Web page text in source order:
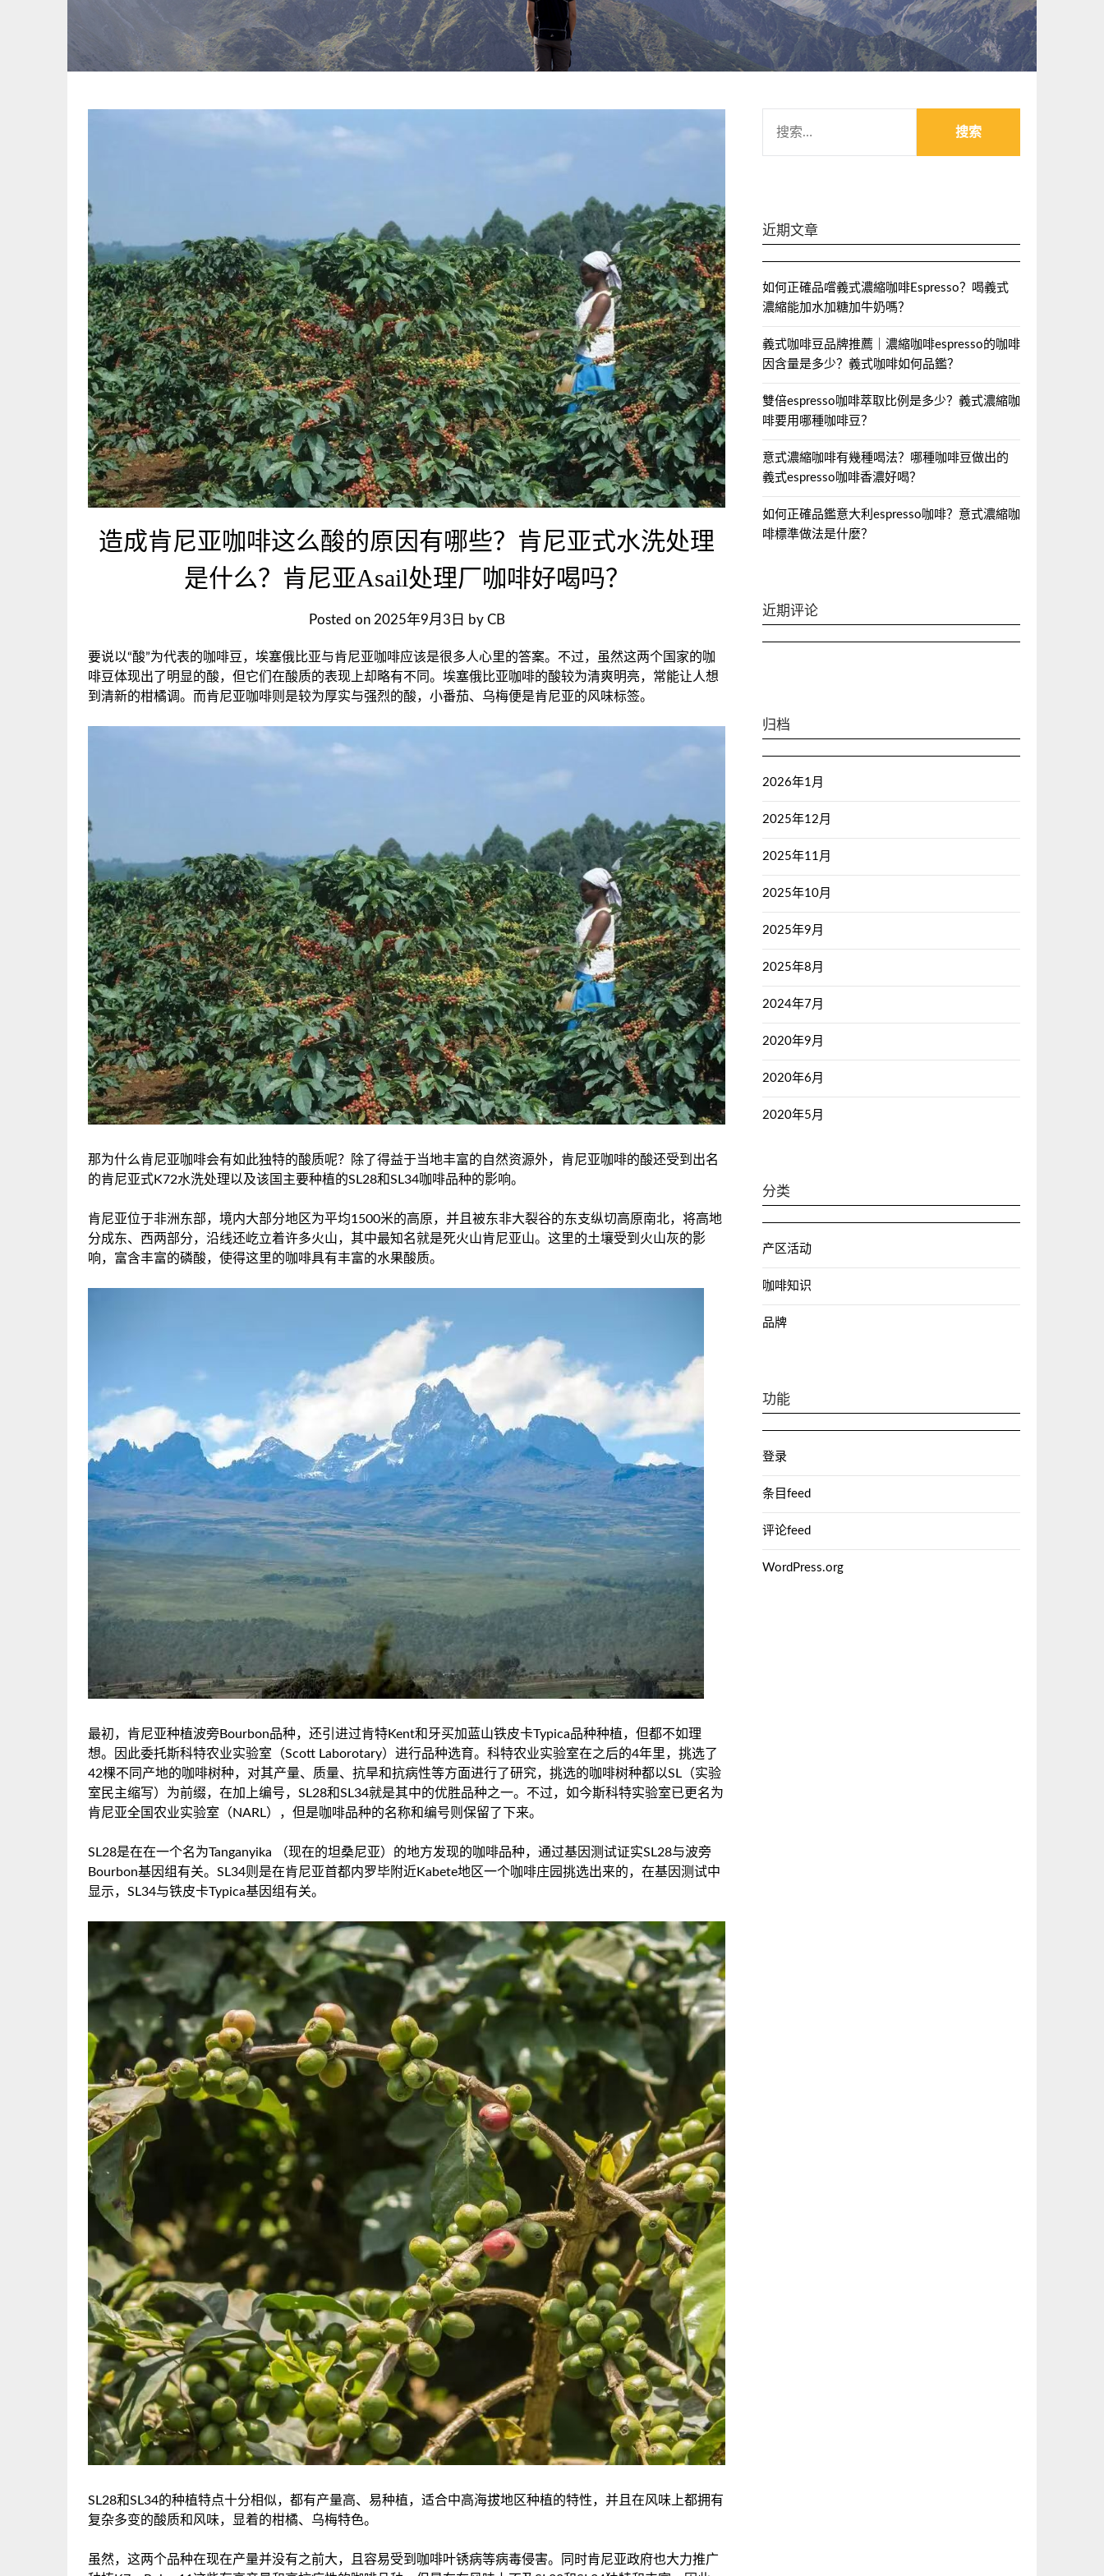
造成肯尼亚咖啡这么酸的原因有哪些？肯尼亚式水洗处理
是什么？肯尼亚Asail处理厂咖啡好喝吗？
Posted on 2025年9月3日 by CB
要说以“酸”为代表的咖啡豆，埃塞俄比亚与肯尼亚咖啡应该是很多人心里的答案。不过，虽然这两个国家的咖
啡豆体现出了明显的酸，但它们在酸质的表现上却略有不同。埃塞俄比亚咖啡的酸较为清爽明亮，常能让人想
到清新的柑橘调。而肯尼亚咖啡则是较为厚实与强烈的酸，小番茄、乌梅便是肯尼亚的风味标签。
那为什么肯尼亚咖啡会有如此独特的酸质呢？除了得益于当地丰富的自然资源外，肯尼亚咖啡的酸还受到出名
的肯尼亚式K72水洗处理以及该国主要种植的SL28和SL34咖啡品种的影响。
肯尼亚位于非洲东部，境内大部分地区为平均1500米的高原，并且被东非大裂谷的东支纵切高原南北，将高地
分成东、西两部分，沿线还屹立着许多火山，其中最知名就是死火山肯尼亚山。这里的土壤受到火山灰的影
响，富含丰富的磷酸，使得这里的咖啡具有丰富的水果酸质。
最初，肯尼亚种植波旁Bourbon品种，还引进过肯特Kent和牙买加蓝山铁皮卡Typica品种种植，但都不如理
想。因此委托斯科特农业实验室（Scott Laborotary）进行品种选育。科特农业实验室在之后的4年里，挑选了
42棵不同产地的咖啡树种，对其产量、质量、抗旱和抗病性等方面进行了研究，挑选的咖啡树种都以SL（实验
室民主缩写）为前缀，在加上编号，SL28和SL34就是其中的优胜品种之一。不过，如今斯科特实验室已更名为
肯尼亚全国农业实验室（NARL），但是咖啡品种的名称和编号则保留了下来。
SL28是在在一个名为Tanganyika （现在的坦桑尼亚）的地方发现的咖啡品种，通过基因测试证实SL28与波旁
Bourbon基因组有关。SL34则是在肯尼亚首都内罗毕附近Kabete地区一个咖啡庄园挑选出来的，在基因测试中
显示，SL34与铁皮卡Typica基因组有关。
SL28和SL34的种植特点十分相似，都有产量高、易种植，适合中高海拔地区种植的特性，并且在风味上都拥有
复杂多变的酸质和风味，显着的柑橘、乌梅特色。
虽然，这两个品种在现在产量并没有之前大，且容易受到咖啡叶锈病等病毒侵害。同时肯尼亚政府也大力推广
索：
近期文章
如何正確品嚐義式濃縮咖啡Espresso？喝義式
濃縮能加水加糖加牛奶嗎？
義式咖啡豆品牌推薦｜濃縮咖啡espresso的咖啡
因含量是多少？義式咖啡如何品鑑？
雙倍espresso咖啡萃取比例是多少？義式濃縮咖
啡要用哪種咖啡豆？
意式濃縮咖啡有幾種喝法？哪種咖啡豆做出的
義式espresso咖啡香濃好喝？
如何正確品鑑意大利espresso咖啡？意式濃縮咖
啡標準做法是什麼？
近期评论
归档
2026年1月
2025年12月
2025年11月
2025年10月
2025年9月
2025年8月
2024年7月
2020年9月
2020年6月
2020年5月
分类
产区活动
咖啡知识
品牌
功能
登录
条目feed
评论feed
WordPress.org